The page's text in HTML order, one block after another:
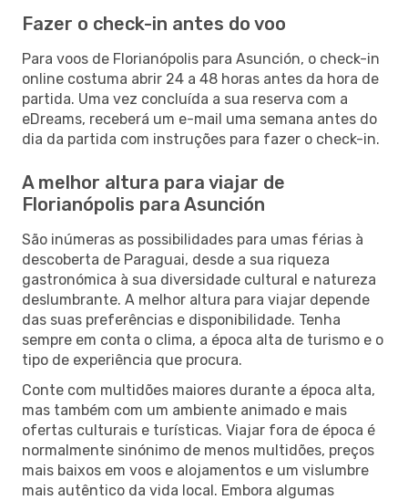
Fazer o check-in antes do voo
Para voos de Florianópolis para Asunción, o check-in
online costuma abrir 24 a 48 horas antes da hora de
partida. Uma vez concluída a sua reserva com a
eDreams, receberá um e-mail uma semana antes do
dia da partida com instruções para fazer o check-in.
A melhor altura para viajar de
Florianópolis para Asunción
São inúmeras as possibilidades para umas férias à
descoberta de Paraguai, desde a sua riqueza
gastronómica à sua diversidade cultural e natureza
deslumbrante. A melhor altura para viajar depende
das suas preferências e disponibilidade. Tenha
sempre em conta o clima, a época alta de turismo e o
tipo de experiência que procura.
Conte com multidões maiores durante a época alta,
mas também com um ambiente animado e mais
ofertas culturais e turísticas. Viajar fora de época é
normalmente sinónimo de menos multidões, preços
mais baixos em voos e alojamentos e um vislumbre
mais autêntico da vida local. Embora algumas